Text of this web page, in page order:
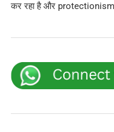
कर रहा है और protectionism